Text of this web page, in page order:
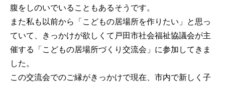
腹をしのいでいることもあるそうです。
また私も以前から「こどもの居場所を作りたい」と思っ
ていて、きっかけが欲しくて戸田市社会福祉協議会が主
催する「こどもの居場所づくり交流会」に参加してきま
した。
この交流会でのご縁がきっかけで現在、市内で新しく子